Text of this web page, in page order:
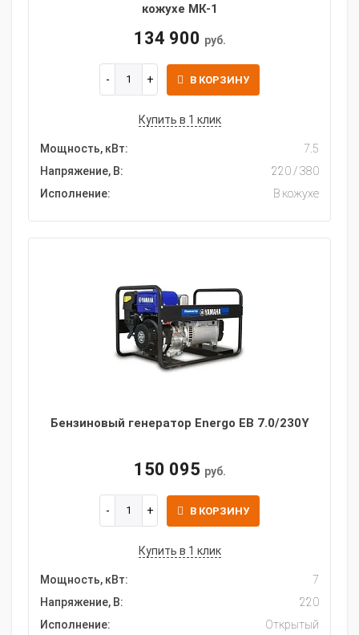
кожухе МК-1
134 900 руб.
В КОРЗИНУ
Купить в 1 клик
Мощность, кВт:
7.5
Напряжение, В:
220 / 380
Исполнение:
В кожухе
Бензиновый генератор Energo EB 7.0/230Y
150 095 руб.
В КОРЗИНУ
Купить в 1 клик
Мощность, кВт:
7
Напряжение, В:
220
Исполнение:
Открытый